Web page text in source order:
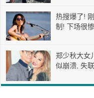
热搜爆了!
制! 下场很
郑少秋大女
似崩溃, 失